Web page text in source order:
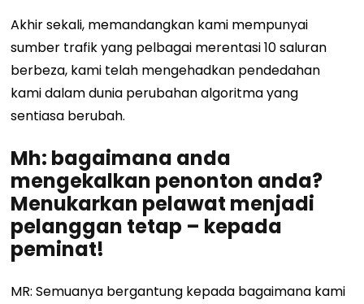
Akhir sekali, memandangkan kami mempunyai
sumber trafik yang pelbagai merentasi 10 saluran
berbeza, kami telah mengehadkan pendedahan
kami dalam dunia perubahan algoritma yang
sentiasa berubah.
Mh: bagaimana anda
mengekalkan penonton anda?
Menukarkan pelawat menjadi
pelanggan tetap – kepada
peminat!
MR: Semuanya bergantung kepada bagaimana kami